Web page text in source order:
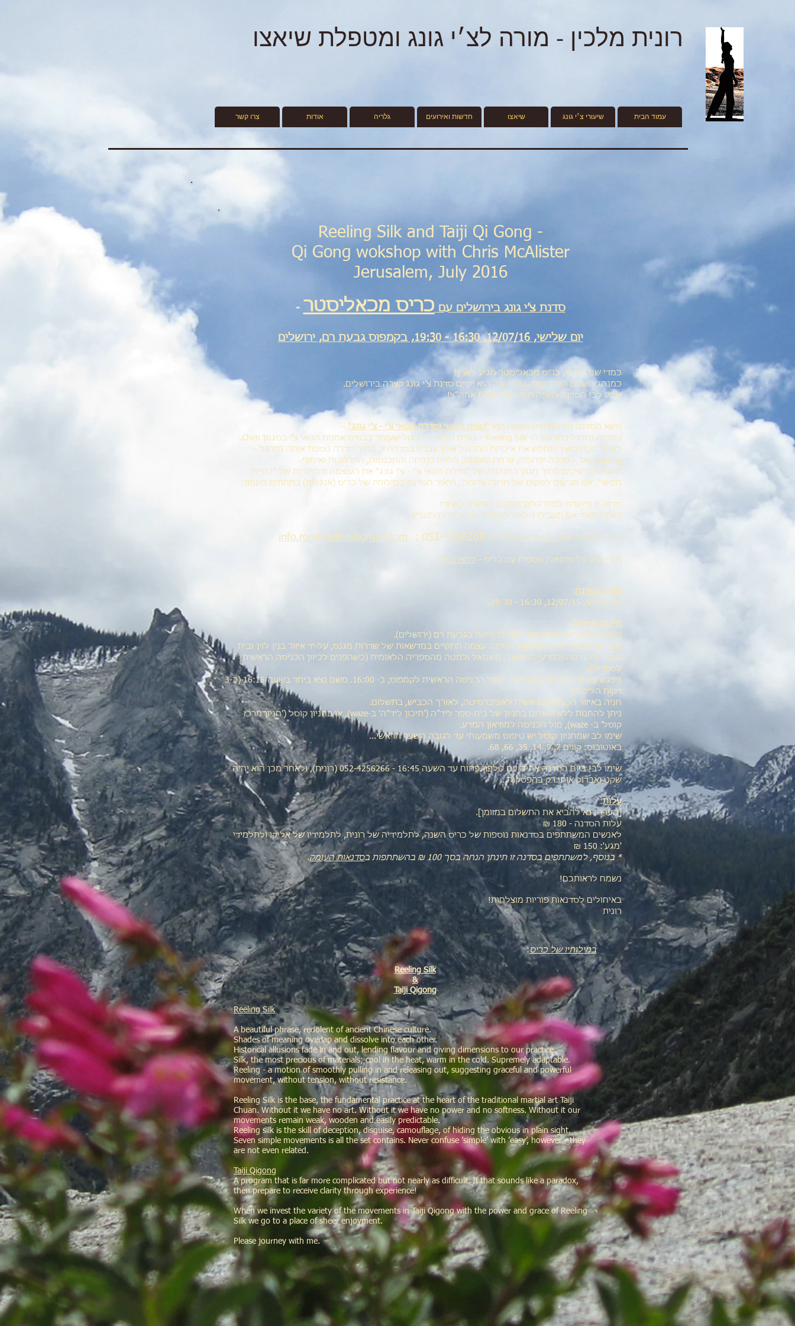
רונית מלכין - מורה לצ׳י גונג ומטפלת שיאצו
צרו קשר אודות גלריה חדשות ואירועים שיאצו שיעורי צ׳י גונג עמוד הבית
Reeling Silk and Taiji Qi Gong -
Qi Gong wokshop with Chris McAlister
Jerusalem, July 2016
סדנת צ׳י גונג בירושלים עם כריס מכאליסטר -
יום שלישי, 12/07/16, 16:30 - 19:30, בקמפוס גבעת רם, ירושלים
כמדי שנה ביולי, כריס מכאליסטר מגיע לארץ!
כמנהג השנים האחרונות, גם השנה הוא יקיים סדנת צ׳י גונג קצרה בירושלים.
שימו לב! הסדנה השנה תתקיים בשעות אחה״צ!
נושא הסדנה הירושלמית השנה הוא "טווית המשי וסדרת הטאי צ׳י - צ׳י גונג" –
בסדנה נתחיל בתרגול ה- Reeling Silk – טווית המשי – תרגול שעומד בבסיס אמנות הטאי צ'י בסגנון Chen.
לאחר מכן נמשיך ונחפש את איכויות התרגול איתן עבדנו בסדרה זו, בתוך סדרה נוספת אותה נתרגל –
Taiji Qigong – סדרה יפהפיה, זורמת ומגוונת, מלאת פתיחה והתכנסות, התרחבות ואיסוף.
'כשאנחנו יוצקים לתוך מגוון התנועות של "סדרת הטאי צ'י - צ'י גונג" את העוצמה והחינניות של ״טוויית
המשי", אנו מגיעים למקום של חדווה צרופה'. תיאור הסדנה במילותיו של כריס (אנגלית) בתחתית העמוד.
סדנה זו מיועדת למתרגלים ותיקים וחדשים כאחד!
נשמח מאוד אם תעבירו הלאה לאנשים שיכולים להתעניין.
לפרטים ולהרשמה נא לפנות לרונית: info.ronitmalkin@gmail.com ; 052-4256266
[לפרטים על סדנאות נוספות עם כריס - לחצו כאן ].
מועד הסדנה :
יום שלישי, 12/07/15, 16:30 - 19:30.
מיקום הסדנה :
הסדנה תתקיים במדשאות האוניברסיטה בגבעת רם (ירושלים).
עבור מי שמכיר את הקמפוס, הסדנה עצמה תתקיים במדשאות של שדרות מגנס, על-יד איזור בנין לוין ובית
הספר להנדסה ולמדעי המחשב, משמאל ולמטה מהספריה הלאומית (כשהפנים לכיוון הכניסה הראשית
לספריה).
ניפגש על-יד המזרקה, מיד אחרי שער הכניסה הראשית לקמפוס, ב- 16:00. משם נצא ביחד בשעה 16:15 (כ-3
דקות הליכה).
חניה באיזור הכניסה הראשית לאוניברסיטה, לאורך הכביש, בתשלום.
ניתן להחנות ללא תשלום בחניון של בית-ספר ליד״ה (׳תיכון ליד״ה׳ ב-waze), או בחניון קוסל (׳חניון מרכז
קוסל׳ ב- waze), מול הכניסה למוזיאון המדע.
שימו לב שמחניון קוסל יש טיפוס משמעותי עד לגובה השער הראשי...
באוטובוס: קווים 7, 9, 14, 35, 66, 68.
שימו לב! ביום הסדנה אהיה עם טלפון פתוח עד השעה 16:45 - 052-4256266 (רונית), ולאחר מכן הוא יהיה
שקט ואבדוק אותו רק בהפסקות...
עלות:
[הערה: נא להביא את התשלום במזומן].
עלות הסדנה - 180 ₪
לאנשים המשתתפים בסדנאות נוספות של כריס השנה, לתלמידיה של רונית, לתלמידיו של אליקו ולתלמידי
'מגע': 150 ₪
* בנוסף, למשתתפים בסדנה זו תינתן הנחה בסך 100 ₪ בהשתתפות ב
סדנאות העומק.
נשמח לראותכם!
באיחולים לסדנאות פוריות מוצלחות!
רונית
במילותיו של כריס:
Reeling Silk
&
Taiji Qigong
Reeling Silk
A beautiful phrase, redolent of ancient Chinese culture.
Shades of meaning overlap and dissolve into each other.
Historical allusions fade in and out, lending flavour and giving dimensions to our practice.
Silk, the most precious of materials; cool in the heat, warm in the cold. Supremely adaptable.
Reeling - a motion of smoothly pulling in and releasing out, suggesting graceful and powerful
movement, without tension, without resistance.
Reeling Silk is the base, the fundamental practice at the heart of the traditional martial art Taiji
Chuan. Without it we have no art. Without it we have no power and no softness. Without it our
movements remain weak, wooden and easily predictable.
Reeling silk is the skill of deception, disguise, camouflage, of hiding the obvious in plain sight.
Seven simple movements is all the set contains. Never confuse ’simple’ with ’easy’, however - they
are not even related.
Taiji Qigong
A program that is far more complicated but not nearly as difficult. If that sounds like a paradox,
then prepare to receive clarity through experience!
When we invest the variety of the movements in Taiji Qigong with the power and grace of Reeling
Silk we go to a place of sheer enjoyment.
Please journey with me.